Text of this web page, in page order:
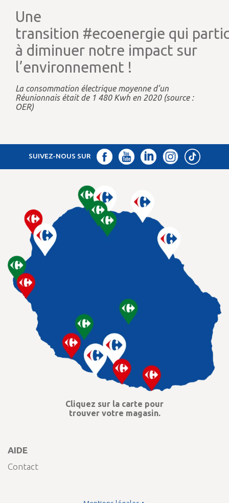
Une
transition #ecoenergie qui
à diminuer notre impact sur
l’environnement !
La consommation électrique moyenne d’un
Réunionnais était de 1 480 Kwh en 2020 (source :
OER)
SUIVEZ-NOUS SUR
AIDE
Contact
Cliquez sur la carte pour
trouver votre magasin.